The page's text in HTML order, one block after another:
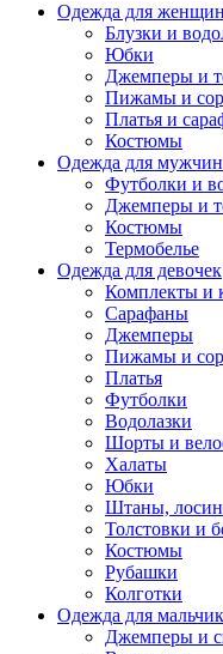
Одежда для женщин
Блузки и
Юбки
Джемперы и
Пижамы и
Платья и
Костюмы
Одежда для мужчин
Футболки и
Джемперы и
Костюмы
Термобелье
Одежда для девочек
Комплекты и
Сарафаны
Джемперы
Пижамы и
Платья
Футболки
Водолазки
Шорты и
Халаты
Юбки
Штаны,
Толстовки и
Костюмы
Рубашки
Колготки
Одежда для
Джемперы и